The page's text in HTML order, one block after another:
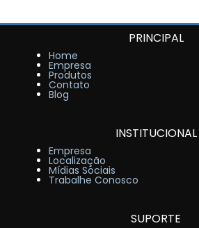
PRINCIPAL
Home
Empresa
Produtos
Contato
Blog
INSTITUCIONAL
Empresa
Localização
Mídias Sociais
Trabalhe Conosco
SUPORTE